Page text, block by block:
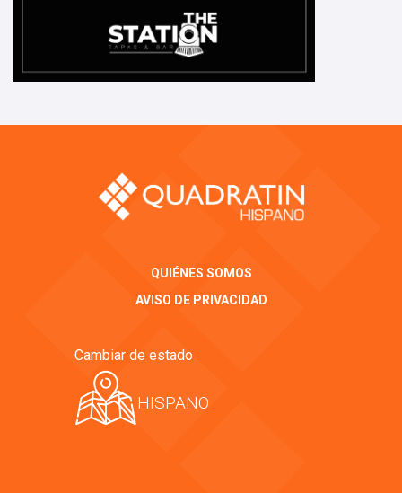
QUIÉNES SOMOS
AVISO DE PRIVACIDAD
Cambiar de estado
HISPANO